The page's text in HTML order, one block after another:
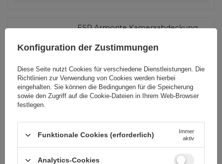
ESR Armorite Kameraabdeckung
Transparent
EAN:4894240287163
universal
5,81 EURinkl. MwSt
395 Stk auf Kundenbestellung - +
Konfiguration der Zustimmungen
Diese Seite nutzt Cookies für verschiedene Dienstleistungen. Die
Richtlinien zur Verwendung von Cookies werden hierbei
eingehalten. Sie können die Bedingungen für die Speicherung
sowie den Zugriff auf die Cookie-Dateien in Ihrem Web-Browser
festlegen.
Funktionale Cookies (erforderlich)
Immer
aktiv
Analytics-Cookies